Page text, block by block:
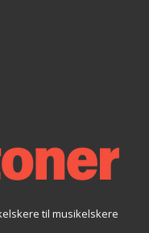
til musikelskere